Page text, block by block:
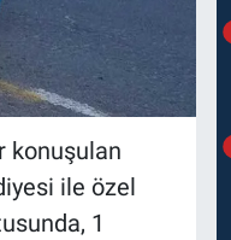
konuşulan
ile özel
1